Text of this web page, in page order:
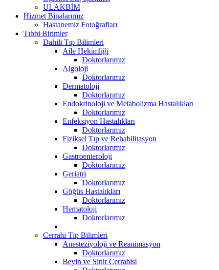
ULAKBİM
Hizmet Binalarımız
Hastanemiz Fotoğrafları
Tıbbi Birimler
Dahili Tıp Bilimleri
Aile Hekimliği
Doktorlarımız
Algoloji
Doktorlarımız
Dermatoloji
Doktorlarımız
Endokrinoloji ve Metabolizma Hastalıkları
Doktorlarımız
Enfeksiyon Hastalıkları
Doktorlarımız
Fiziksel Tıp ve Rehabilitasyon
Doktorlarımız
Gastroenteroloji
Doktorlarımız
Geriatri
Doktorlarımız
Göğüs Hastalıkları
Doktorlarımız
Hematoloji
Doktorlarımız
Cerrahi Tıp Bilimleri
Anesteziyoloji ve Reanimasyon
Doktorlarımız
Beyin ve Sinir Cerrahisi